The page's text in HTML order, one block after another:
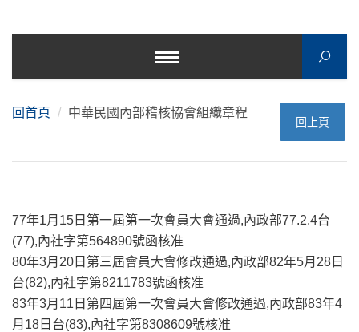
回首頁 中華民國內部稽核協會組織章程
回上頁
77年1月15日第一屆第一次會員大會通過,內政部77.2.4台
(77),內社字第564890號函核准
80年3月20日第三屆會員大會修改通過,內政部82年5月28日
台(82),內社字第8211783號函核准
83年3月11日第四屆第一次會員大會修改通過,內政部83年4
月18日台(83),內社字第8308609號核准